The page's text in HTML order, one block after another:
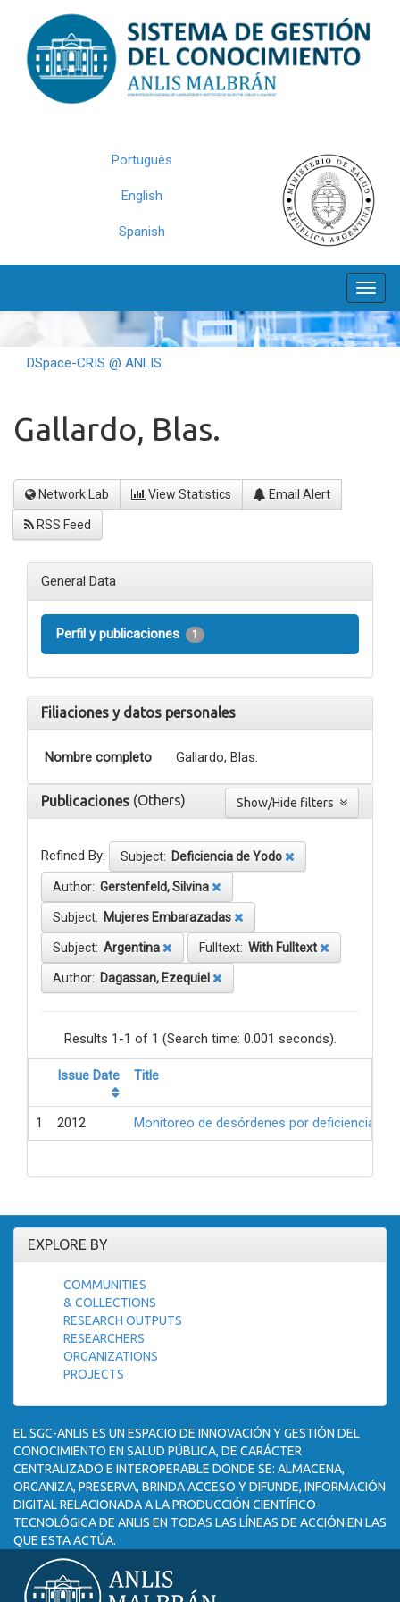
navigation
Português
English
Spanish
DSpace-CRIS @ ANLIS
Gallardo, Blas.
Network Lab View Statistics Email Alert
RSS Feed
General Data
Perfil y publicaciones 1
Filiaciones y datos personales
Nombre completo Gallardo, Blas.
Publicaciones (Others)
Refined By: Subject: Deficiencia de Yodo
Author: Gerstenfeld, Silvina
Subject: Mujeres Embarazadas
Subject: Argentina Fulltext: With Fulltext
Author: Dagassan, Ezequiel
Results 1-1 of 1 (Search time: 0.001 seconds).
Issue Date Title
1 2012 Monitoreo de desórdenes por deficiencia
EXPLORE BY
COMMUNITIES
& COLLECTIONS
RESEARCH OUTPUTS
RESEARCHERS
ORGANIZATIONS
PROJECTS
EL SGC-ANLIS ES UN ESPACIO DE INNOVACIÓN Y GESTIÓN DEL
CONOCIMIENTO EN SALUD PÚBLICA, DE CARÁCTER
CENTRALIZADO E INTEROPERABLE DONDE SE: ALMACENA,
ORGANIZA, PRESERVA, BRINDA ACCESO Y DIFUNDE, INFORMACIÓN
DIGITAL RELACIONADA A LA PRODUCCIÓN CIENTÍFICO-
TECNOLÓGICA DE ANLIS EN TODAS LAS LÍNEAS DE ACCIÓN EN LAS
QUE ESTA ACTÚA.